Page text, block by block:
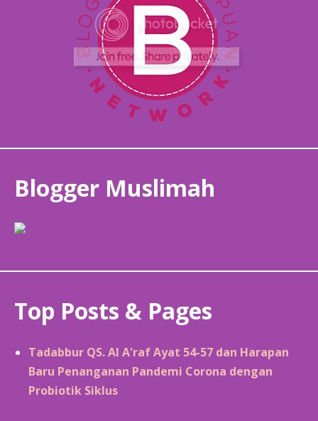
Blogger Muslimah
Top Posts & Pages
Tadabbur QS. Al A'raf Ayat 54-57 dan Harapan
Baru Penanganan Pandemi Corona dengan
Probiotik Siklus